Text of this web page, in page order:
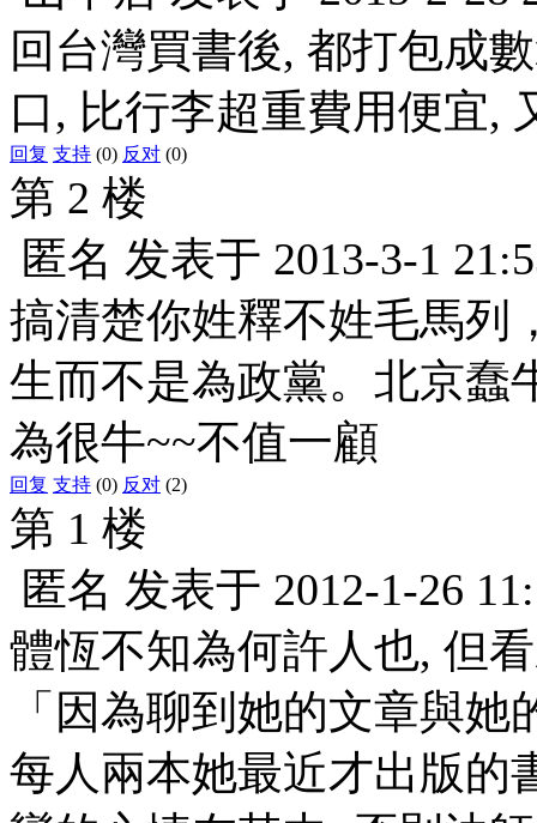
回台灣買書後, 都打包成
口, 比行李超重費用便宜,
回复 支持 (0) 反对 (0)
第 2 楼
匿名 发表于 2013-3-1
搞清楚你姓釋不姓毛馬列
生而不是為政黨。北京蠢
為很牛~~不值一顧
回复 支持 (0) 反对 (2)
第 1 楼
匿名 发表于 2012-1-26
體恆不知為何許人也, 但
「因為聊到她的文章與
每人兩本她最近才出版的